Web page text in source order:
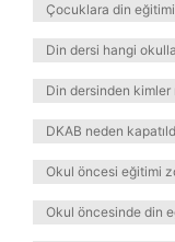
Çocuklara din
Din dersi hangi
Din dersinden kimler
DKAB neden
Okul öncesi eğitimi
Okul öncesinde din